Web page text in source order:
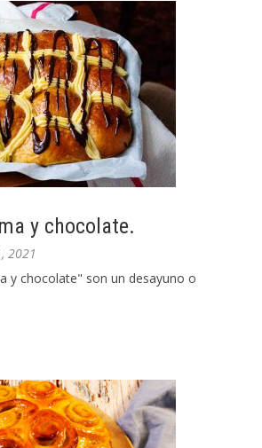
y chocolate.
2021
y chocolate" son un desayuno o